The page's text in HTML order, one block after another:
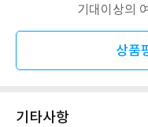
기대이상의
상품
기타사항